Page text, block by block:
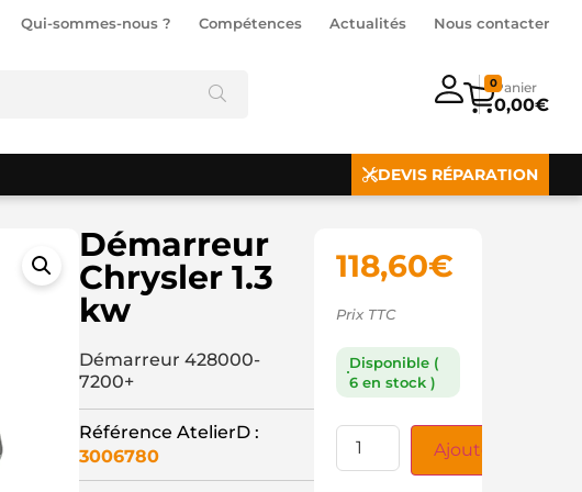
Qui-sommes-nous ? Compétences Actualités Nous contacter
0,00€
0
DEVIS RÉPARATION
Démarreur
Chrysler 1.3
kw
Démarreur 428000-
7200+
Référence AtelierD :
3006780
118,60€
Prix TTC
Disponible (
6 en stock )
Ajouter au